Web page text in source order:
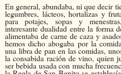
En general, abundaba, ni que decir
legumbres, lácteos, hortalizas y
para potajes, sopas y
interesante dualidad entre la forma
alimentaba de carne de caza y
hemos dicho abogaba por la
una libra de pan en las comidas,
la consabida ración de vino, quien
ser bebida usada con mucha